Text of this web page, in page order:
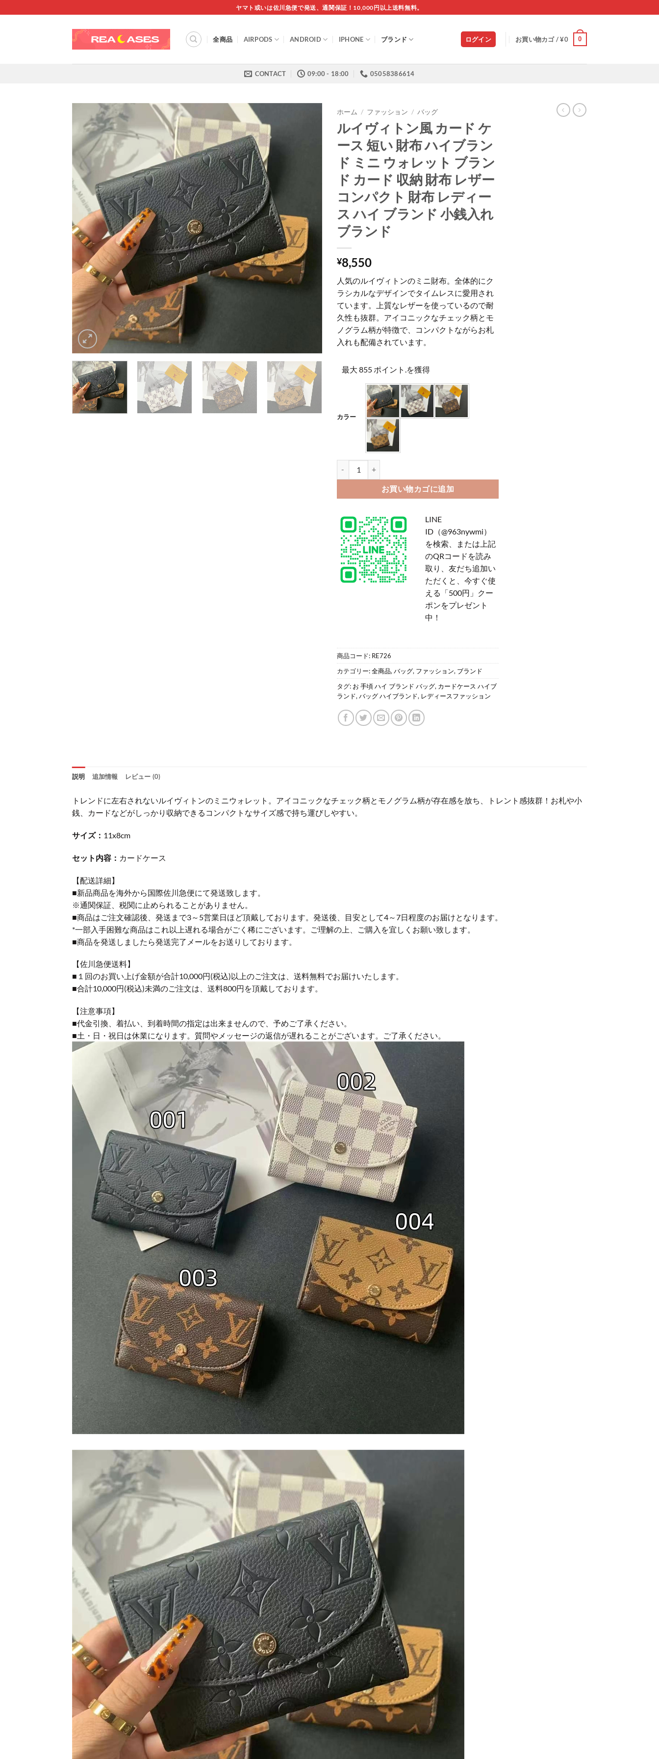
to
ヤマト或いは佐川急便で発送、通関保証！10,000円以上送料無料。
全商品 AIRPODS ANDROID IPHONE ブランド ログイン お買い物カゴ /¥0 0
CONTACT 09:00 - 18:00 05058386614
ホーム / ファッション / バッグ
ルイヴィトン風 カード ケ
ース 短い 財布 ハイブラン
ド ミニ ウォレット ブラン
ド カード 収納 財布 レザー
コンパクト 財布 レディー
ス ハイ ブランド 小銭入れ
ブランド
¥8,550
人気のルイヴィトンのミニ財布。全体的にク
ラシカルなデザインでタイムレスに愛用され
ています。上質なレザーを使っているので耐
久性も抜群。アイコニックなチェック柄とモ
ノグラム柄が特徴で、コンパクトながらお札
入れも配備されています。
最大 855 ポイント.を獲得
カラー
お買い物カゴに追加
LINE
ID（@963nywmi）
を検索、または上記
のQRコードを読み
取り、友だち追加い
ただくと、今すぐ使
える「500円」クー
ポンをプレゼント
中！
商品コード: RE726
カテゴリー:全商品,バッグ, ファッション, ブランド
タグ: お 手頃 ハイ ブランド バッグ, カードケース ハイブ
ランド,バッグ ハイブランド, レディースファッション
説明 追加情報 レビュー (0)
トレンドに左右されないルイヴィトンのミニウォレット。アイコニックなチェック柄とモノグラム柄が存在感を放ち、トレント感抜群！お札や小
銭、カードなどがしっかり収納できるコンパクトなサイズ感で持ち運びしやすい。
サイズ： 11x8cm
セット内容： カードケース
【配送詳細】
■新品商品を海外から国際佐川急便にて発送致します。
※通関保証、税関に止められることがありません。
■商品はご注文確認後、発送まで3～5営業日ほど頂戴しております。発送後、目安として4～7日程度のお届けとなります。
*一部入手困難な商品はこれ以上遅れる場合がごく稀にございます。ご理解の上、ご購入を宜しくお願い致します。
■商品を発送しましたら発送完了メールをお送りしております。
【佐川急便送料】
■１回のお買い上げ金額が合計10,000円(税込)以上のご注文は、送料無料でお届けいたします。
■合計10,000円(税込)未満のご注文は、送料800円を頂戴しております。
【注意事項】
■代金引換、着払い、到着時間の指定は出来ませんので、予めご了承ください。
■土・日・祝日は休業になります。質問やメッセージの返信が遅れることがございます。ご了承ください。